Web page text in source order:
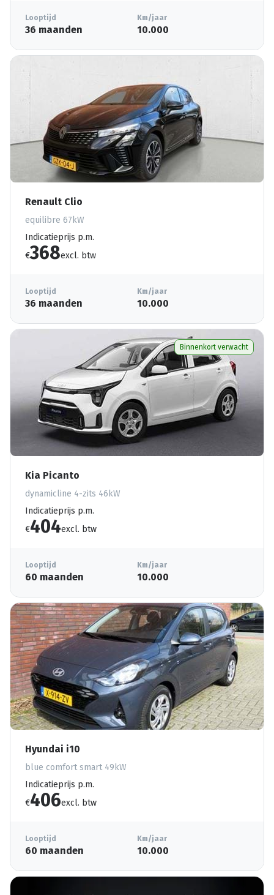
Looptijd
36 maanden
Km/jaar
10.000
Renault Clio
equilibre 67kW
Indicatieprijs p.m.
€368excl. btw
Looptijd
36 maanden
Km/jaar
10.000
Binnenkort verwacht
Kia Picanto
dynamicline 4-zits 46kW
Indicatieprijs p.m.
€404excl. btw
Looptijd
60 maanden
Km/jaar
10.000
Hyundai i10
blue comfort smart 49kW
Indicatieprijs p.m.
€406excl. btw
Looptijd
60 maanden
Km/jaar
10.000